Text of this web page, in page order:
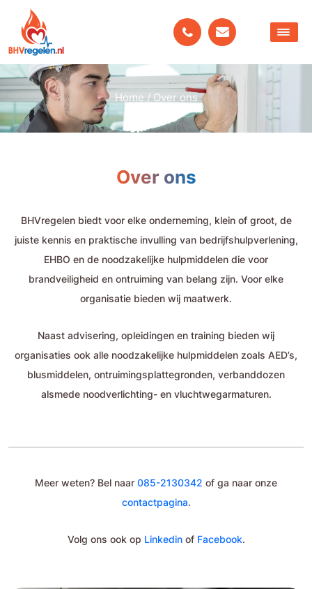
Home / Over ons
Over ons
BHVregelen biedt voor elke onderneming, klein of groot, de
juiste kennis en praktische invulling van bedrijfshulpverlening,
EHBO en de noodzakelijke hulpmiddelen die voor
brandveiligheid en ontruiming van belang zijn. Voor elke
organisatie bieden wij maatwerk.
Naast advisering, opleidingen en training bieden wij
organisaties ook alle noodzakelijke hulpmiddelen zoals AED’s,
blusmiddelen, ontruimingsplattegronden, verbanddozen
alsmede noodverlichting- en vluchtwegarmaturen.
Meer weten? Bel naar 085-2130342 of ga naar onze
contactpagina.
Volg ons ook op Linkedinof Facebook.